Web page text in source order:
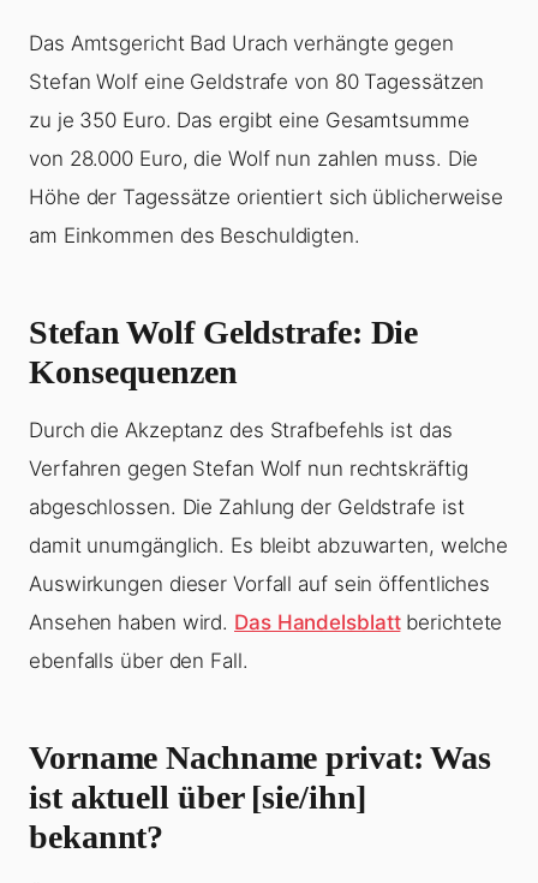
Das Amtsgericht Bad Urach verhängte gegen
Stefan Wolf eine Geldstrafe von 80 Tagessätzen
zu je 350 Euro. Das ergibt eine Gesamtsumme
von 28.000 Euro, die Wolf nun zahlen muss. Die
Höhe der Tagessätze orientiert sich üblicherweise
am Einkommen des Beschuldigten.
Stefan Wolf Geldstrafe: Die
Konsequenzen
Durch die Akzeptanz des Strafbefehls ist das
Verfahren gegen Stefan Wolf nun rechtskräftig
abgeschlossen. Die Zahlung der Geldstrafe ist
damit unumgänglich. Es bleibt abzuwarten, welche
Auswirkungen dieser Vorfall auf sein öffentliches
Ansehen haben wird. Das Handelsblattberichtete
ebenfalls über den Fall.
Vorname Nachname privat: Was
ist aktuell über [sie/ihn]
bekannt?